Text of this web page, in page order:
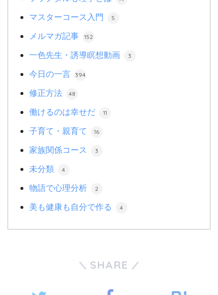
マスターコース入門 5
メルマガ記事 152
一色先生・誘導瞑想動画 3
今日の一言 394
修正方法 48
働けるのは幸せだ 11
子育て・親育て 16
家族関係コース 3
未分類 4
物語で心理分析 2
美も健康も自分で作る 4
SHARE